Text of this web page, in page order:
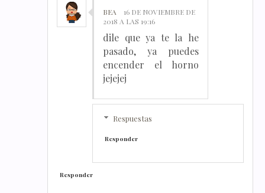
BEA
16 DE NOVIEMBRE DE
2018 A LAS 19:16
dile que ya te la he
pasado, ya puedes
encender el horno
jejejej
Respuestas
Responder
Responder